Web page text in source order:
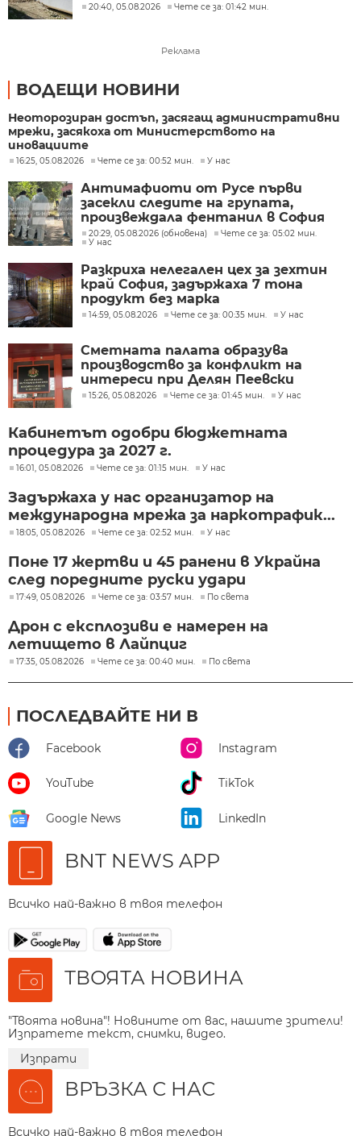
20:40, 05.08.2026 Чете се за: 01:42 мин.
Реклама
ВОДЕЩИ НОВИНИ
Неоторозиран достъп, засягащ административни
мрежи, засякоха от Министерството на
иновациите
16:25, 05.08.2026 Чете се за: 00:52 мин. У нас
Антимафиоти от Русе първи
засекли следите на групата,
произвеждала фентанил в София
20:29, 05.08.2026 (обновена)
Чете се за: 05:02 мин.
У нас
Разкриха нелегален цех за зехтин
край София, задържаха 7 тона
продукт без марка
14:59, 05.08.2026 Чете се за: 00:35 мин. У нас
Сметната палата образува
производство за конфликт на
интереси при Делян Пеевски
15:26, 05.08.2026 Чете се за: 01:45 мин. У нас
Кабинетът одобри бюджетната
процедура за 2027 г.
16:01, 05.08.2026 Чете се за: 01:15 мин. У нас
Задържаха у нас организатор на
международна мрежа за наркотрафик...
18:05, 05.08.2026 Чете се за: 02:52 мин. У нас
Поне 17 жертви и 45 ранени в Украйна
след поредните руски удари
17:49, 05.08.2026 Чете се за: 03:57 мин. По света
Дрон с експлозиви е намерен на
летището в Лайпциг
17:35, 05.08.2026 Чете се за: 00:40 мин. По света
ПОСЛЕДВАЙТЕ НИ В
Facebook Instagram
YouTube TikTok
Google News LinkedIn
BNT NEWS APP
Всичко най-важно в твоя телефон
ТВОЯТА НОВИНА
"Твоята новина"! Новините от вас, нашите зрители!
Изпратете текст, снимки, видео.
Изпрати
ВРЪЗКА С НАС
Всичко най-важно в твоя телефон